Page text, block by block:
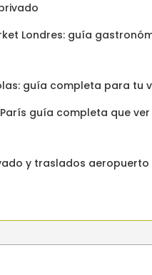
Londres: guía
guía completa para tu
guía completa que ver
y traslados aeropuerto